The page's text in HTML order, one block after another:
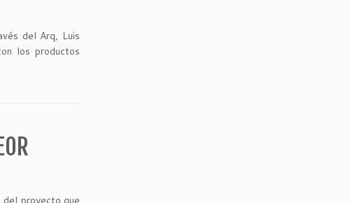
del Arq, Luis
los productos
proyecto que